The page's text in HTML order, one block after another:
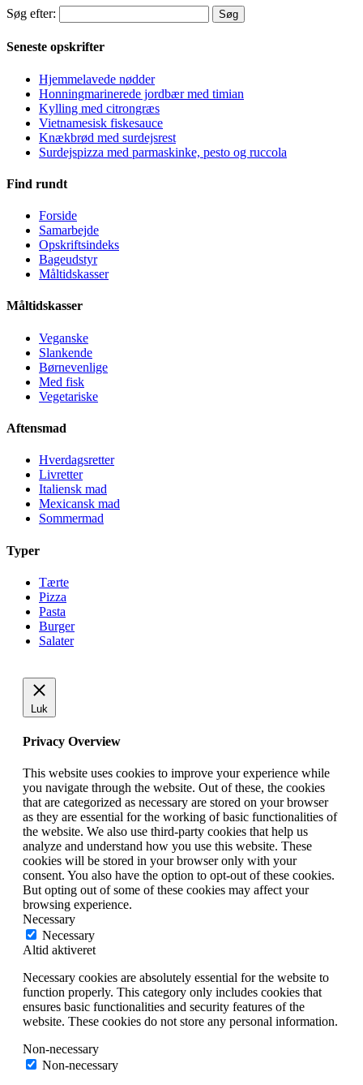
Søg efter:
Seneste opskrifter
Hjemmelavede nødder
Honningmarinerede jordbær med timian
Kylling med citrongræs
Vietnamesisk fiskesauce
Knækbrød med surdejsrest
Surdejspizza med parmaskinke, pesto og ruccola
Find rundt
Forside
Samarbejde
Opskriftsindeks
Bageudstyr
Måltidskasser
Måltidskasser
Veganske
Slankende
Børnevenlige
Med fisk
Vegetariske
Aftensmad
Hverdagsretter
Livretter
Italiensk mad
Mexicansk mad
Sommermad
Typer
Tærte
Pizza
Pasta
Burger
Salater
Luk
Privacy Overview
This website uses cookies to improve your experience while
you navigate through the website. Out of these, the cookies
that are categorized as necessary are stored on your browser
as they are essential for the working of basic functionalities of
the website. We also use third-party cookies that help us
analyze and understand how you use this website. These
cookies will be stored in your browser only with your
consent. You also have the option to opt-out of these cookies.
But opting out of some of these cookies may affect your
browsing experience.
Necessary
Necessary
Altid aktiveret
Necessary cookies are absolutely essential for the website to
function properly. This category only includes cookies that
ensures basic functionalities and security features of the
website. These cookies do not store any personal information.
Non-necessary
Non-necessary